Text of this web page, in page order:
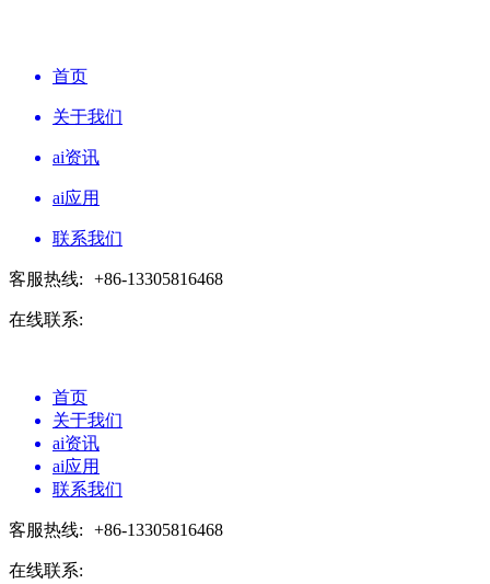
首页
关于我们
ai资讯
ai应用
联系我们
客服热线: +86-13305816468
在线联系:
首页
关于我们
ai资讯
ai应用
联系我们
客服热线: +86-13305816468
在线联系: